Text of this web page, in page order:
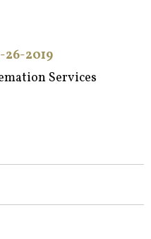
26-2019
Services